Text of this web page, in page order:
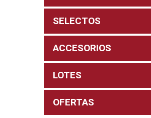
SELECTOS
ACCESORIOS
LOTES
OFERTAS